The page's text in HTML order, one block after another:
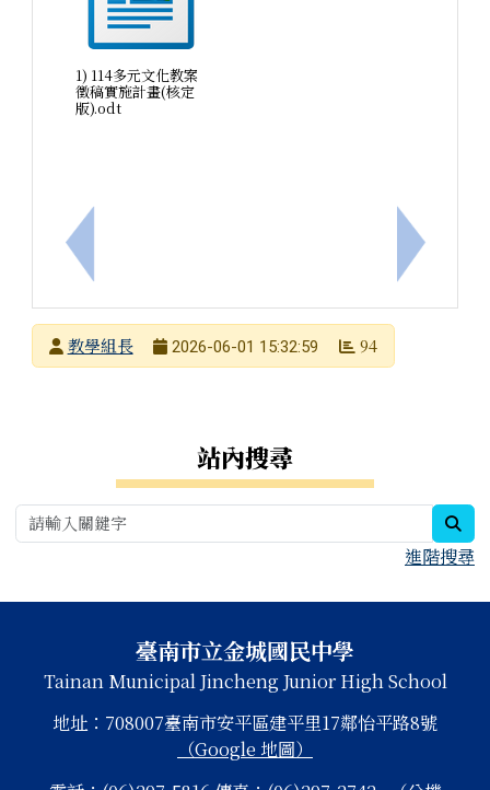
上一筆：臺中教育大學辦理115年原住民族學生升學
1) 114多元文化教案
徵稿實施計畫(核定
版).odt
下一筆：
發布者教學組長
2026-06-01 15:32:59 94
站內搜尋
進階搜尋
頁尾區域內容臺南市立金城國民中學
Tainan Municipal Jincheng Junior High School
地址：708007臺南市安平區建平里17鄰怡平路8號
（Google 地圖）